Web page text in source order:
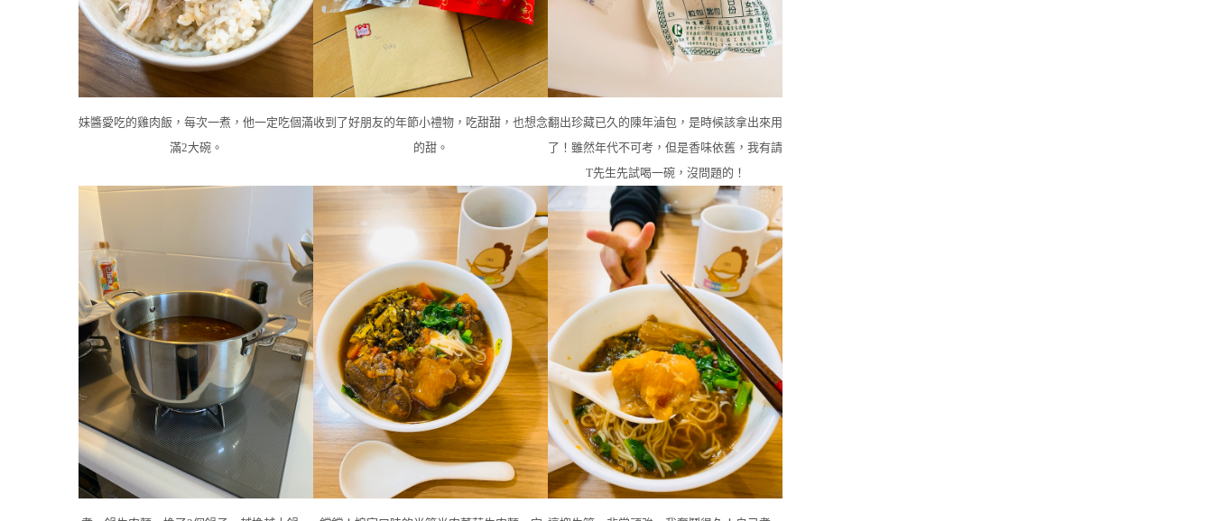
妹醬愛吃的雞肉飯，每次一煮，他一定吃個滿
滿2大碗。
收到了好朋友的年節小禮物，吃甜甜，也想念
的甜。
翻出珍藏已久的陳年滷包，是時候該拿出來用
了！雖然年代不可考，但是香味依舊，我有請
T先生先試喝一碗，沒問題的！